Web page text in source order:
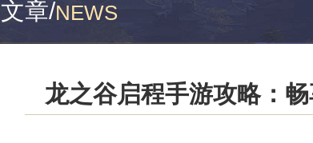
文章/NEWS
龙之谷启程手游攻略：